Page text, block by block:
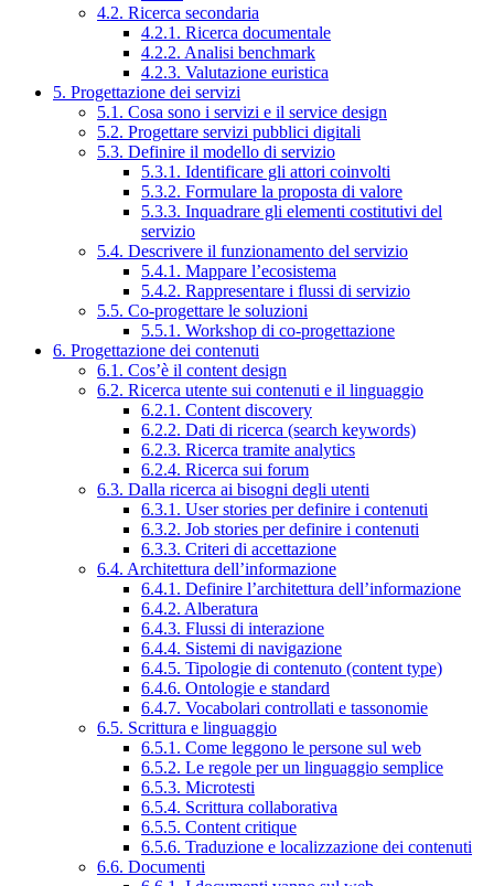
4.2. Ricerca secondaria
4.2.1. Ricerca documentale
4.2.2. Analisi benchmark
4.2.3. Valutazione euristica
5. Progettazione dei servizi
5.1. Cosa sono i servizi e il service design
5.2. Progettare servizi pubblici digitali
5.3. Definire il modello di servizio
5.3.1. Identificare gli attori coinvolti
5.3.2. Formulare la proposta di valore
5.3.3. Inquadrare gli elementi costitutivi del
servizio
5.4. Descrivere il funzionamento del servizio
5.4.1. Mappare l’ecosistema
5.4.2. Rappresentare i flussi di servizio
5.5. Co-progettare le soluzioni
5.5.1. Workshop di co-progettazione
6. Progettazione dei contenuti
6.1. Cos’è il content design
6.2. Ricerca utente sui contenuti e il linguaggio
6.2.1. Content discovery
6.2.2. Dati di ricerca (search keywords)
6.2.3. Ricerca tramite analytics
6.2.4. Ricerca sui forum
6.3. Dalla ricerca ai bisogni degli utenti
6.3.1. User stories per definire i contenuti
6.3.2. Job stories per definire i contenuti
6.3.3. Criteri di accettazione
6.4. Architettura dell’informazione
6.4.1. Definire l’architettura dell’informazione
6.4.2. Alberatura
6.4.3. Flussi di interazione
6.4.4. Sistemi di navigazione
6.4.5. Tipologie di contenuto (content type)
6.4.6. Ontologie e standard
6.4.7. Vocabolari controllati e tassonomie
6.5. Scrittura e linguaggio
6.5.1. Come leggono le persone sul web
6.5.2. Le regole per un linguaggio semplice
6.5.3. Microtesti
6.5.4. Scrittura collaborativa
6.5.5. Content critique
6.5.6. Traduzione e localizzazione dei contenuti
6.6. Documenti